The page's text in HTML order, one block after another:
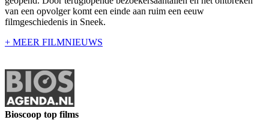
van een opvolger komt een einde aan ruim een eeuw
filmgeschiedenis in Sneek.
+ MEER FILMNIEUWS
Bioscoop top films